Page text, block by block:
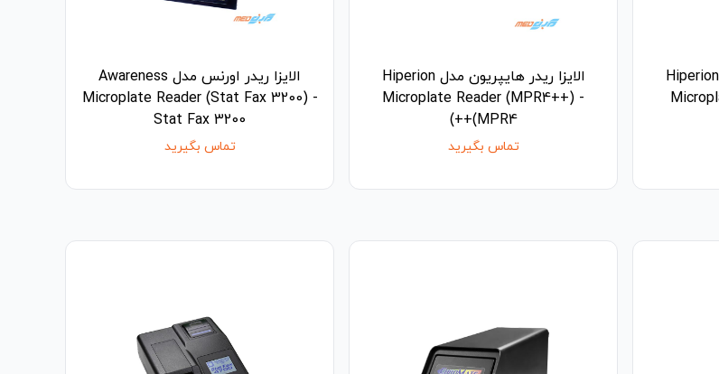
الایزا ریدر هایپریون مدل Hiperion
الایزا ریدر هایپریون مدل Hiperion
Microplate Reader (MPR4++) -
(MPR4++)
تماس بگیرید
الایزا ریدر اورنس مدل Awareness
Microplate Reader (Stat Fax 3200) -
Stat Fax 3200
تماس بگیرید